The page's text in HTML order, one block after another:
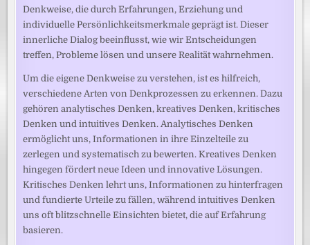
Denkweise, die durch Erfahrungen, Erziehung und
individuelle Persönlichkeitsmerkmale geprägt ist. Dieser
innerliche Dialog beeinflusst, wie wir Entscheidungen
treffen, Probleme lösen und unsere Realität wahrnehmen.
Um die eigene Denkweise zu verstehen, ist es hilfreich,
verschiedene Arten von Denkprozessen zu erkennen. Dazu
gehören analytisches Denken, kreatives Denken, kritisches
Denken und intuitives Denken. Analytisches Denken
ermöglicht uns, Informationen in ihre Einzelteile zu
zerlegen und systematisch zu bewerten. Kreatives Denken
hingegen fördert neue Ideen und innovative Lösungen.
Kritisches Denken lehrt uns, Informationen zu hinterfragen
und fundierte Urteile zu fällen, während intuitives Denken
uns oft blitzschnelle Einsichten bietet, die auf Erfahrung
basieren.